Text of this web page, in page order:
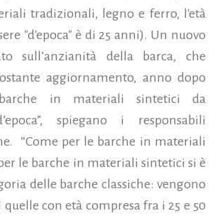
tradizionali, legno e ferro, l'età
"d'epoca" è di 25 anni). Un nuovo
sull’anzianità della barca, che
aggiornamento, anno dopo
in materiali sintetici da
spiegano i responsabili
“Come per le barche in materiali
le barche in materiali sintetici si è
delle barche classiche: vengono
con età compresa fra i 25 e 50